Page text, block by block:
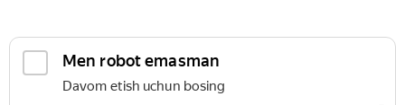
Men robot emasman
Davom etish uchun bosing